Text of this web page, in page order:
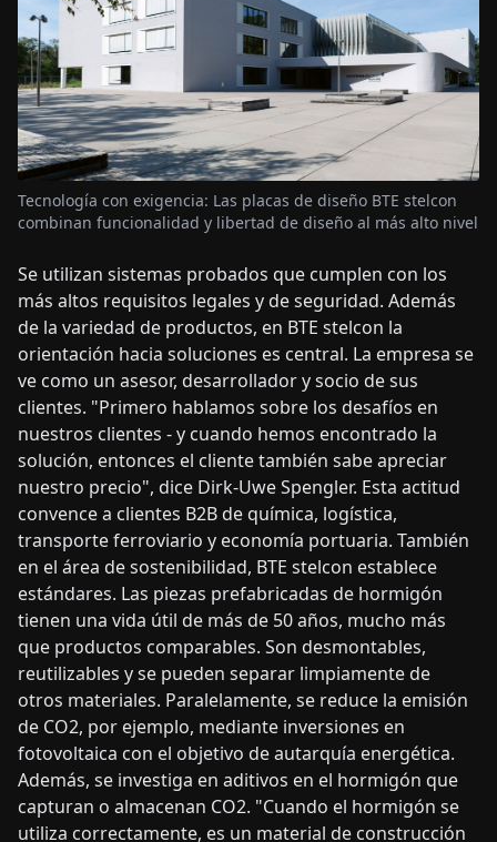
Tecnología con exigencia: Las placas de diseño BTE stelcon
combinan funcionalidad y libertad de diseño al más alto nivel
Se utilizan sistemas probados que cumplen con los
más altos requisitos legales y de seguridad. Además
de la variedad de productos, en BTE stelcon la
orientación hacia soluciones es central. La empresa se
ve como un asesor, desarrollador y socio de sus
clientes. "Primero hablamos sobre los desafíos en
nuestros clientes - y cuando hemos encontrado la
solución, entonces el cliente también sabe apreciar
nuestro precio", dice Dirk-Uwe Spengler. Esta actitud
convence a clientes B2B de química, logística,
transporte ferroviario y economía portuaria. También
en el área de sostenibilidad, BTE stelcon establece
estándares. Las piezas prefabricadas de hormigón
tienen una vida útil de más de 50 años, mucho más
que productos comparables. Son desmontables,
reutilizables y se pueden separar limpiamente de
otros materiales. Paralelamente, se reduce la emisión
de CO2, por ejemplo, mediante inversiones en
fotovoltaica con el objetivo de autarquía energética.
Además, se investiga en aditivos en el hormigón que
capturan o almacenan CO2. "Cuando el hormigón se
utiliza correctamente, es un material de construcción